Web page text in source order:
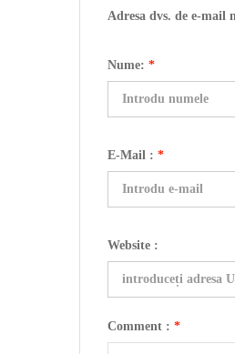
Adresa dvs. de e-
Nume: *
E-Mail : *
Website :
Comment : *